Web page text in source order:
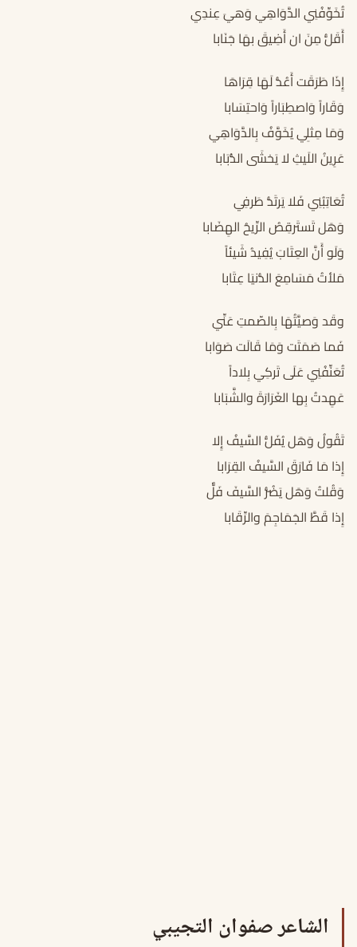
تُخَوِّفُنِي الدَّوَاهِي وَهيَ عِندِي
أَقَلُّ مِنَ ان أَضِيقَ بهَا جَنَابا
إِذَا طَرَقَت أَعُدُّ لَهَا قِرَاهَا
وَقَاراً وَاصطِبَاراً وَاحتِسَابا
وَمَا مِثلِي يُخَوَّفُ بِالدَّوَاهِي
عَرِينُ اللَيثِ لا يَخشَى الذُّبَابا
تُعَاتِبُنِي فَلا يَرتَدُّ طَرفِي
وَهَل تَستَرقِصُ الرِّيحُ الهِضَابا
وَلَو أَنَّ العِتَابَ يُفِيدُ شَيئاً
مَلأتُ مَسَامِعَ الدُّنيَا عِتَابا
وقَد وَصيَّتُهَا بِالصّمتِ عَنِّي
فَما صَمَتَت وَمَا قَالَت صَوَابا
تُعَنِّفُنِي عَلَى تَركِي بِلاداً
عَهِدتُ بِها الغَرَارَةَ والشَّبَابا
تَقُولُ وَهَل يُفَلُّ السَّيفُ إِلا
إِذا مَا فَارَقَ السَّيفُ القِرَابا
وَقُلتُ وَهَل يَضُرُّ السَّيفَ فَلٌّ
إِذا قَطَّ الجَمَاجِمَ والرِّقَابا
الشاعر صفوان التجيبي